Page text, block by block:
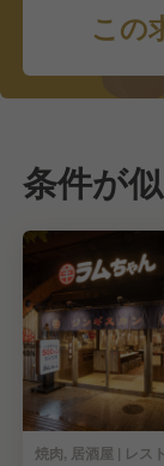
この
条件が